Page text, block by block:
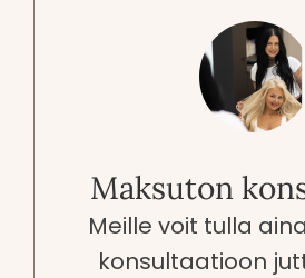
Maksuton
Meille voit tulla
konsultaatioon